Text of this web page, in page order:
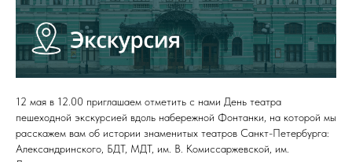
12 мая в 12.00 приглашаем отметить с нами День театра
пешеходной экскурсией вдоль набережной Фонтанки, на которой мы
расскажем вам об истории знаменитых театров Санкт-Петербурга:
Александринского, БДТ, МДТ, им. В. Комиссаржевской, им.